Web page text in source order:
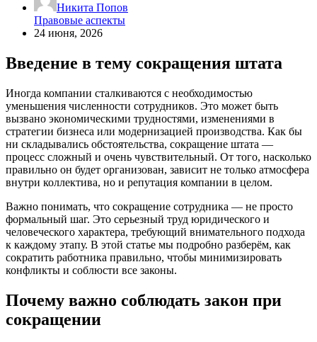
Никита Попов
Правовые аспекты
24 июня, 2026
Введение в тему сокращения штата
Иногда компании сталкиваются с необходимостью
уменьшения численности сотрудников. Это может быть
вызвано экономическими трудностями, изменениями в
стратегии бизнеса или модернизацией производства. Как бы
ни складывались обстоятельства, сокращение штата —
процесс сложный и очень чувствительный. От того, насколько
правильно он будет организован, зависит не только атмосфера
внутри коллектива, но и репутация компании в целом.
Важно понимать, что сокращение сотрудника — не просто
формальный шаг. Это серьезный труд юридического и
человеческого характера, требующий внимательного подхода
к каждому этапу. В этой статье мы подробно разберём, как
сократить работника правильно, чтобы минимизировать
конфликты и соблюсти все законы.
Почему важно соблюдать закон при
сокращении